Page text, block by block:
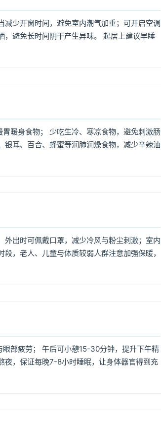
少开窗时间，避免室内潮气加重；可开启空调
避免长时间阴干产生异味。 起居上建议早睡
暖身食物； 少吃生冷、寒凉食物，避免刺激肠
耳、百合、蜂蜜等润肺润燥食物，减少辛辣油
出时可佩戴口罩，减少冷风与粉尘刺激；室内
，老人、儿童与体质较弱人群注意加强保暖，
部疲劳； 午后可小憩15-30分钟，提升下午精
夜，保证每晚7-8小时睡眠，让身体器官得到充